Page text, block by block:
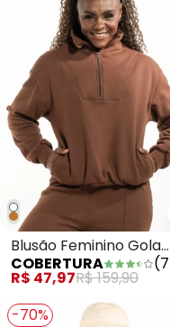
Blusão Feminino Gola
Alta Marrom
COBERTURA (7
R$ 47,97R$ 159,90
-70%